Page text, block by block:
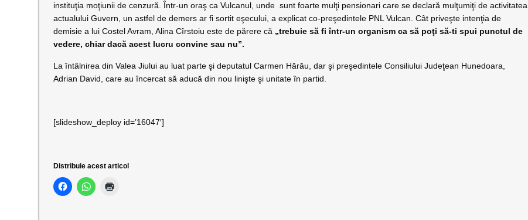
instituţia moţiunii de cenzură. Într-un oraş ca Vulcanul, unde sunt foarte mulţi pensionari care se declară mulţumiţi de activitatea
actualului Guvern, un astfel de demers ar fi sortit eşecului, a explicat co-preşedintele PNL Vulcan. Cât priveşte intenţia de
demisie a lui Costel Avram, Alina Cîrstoiu este de părere că „trebuie să fi într-un organism ca să poţi să-ti spui punctul de
vedere, chiar dacă acest lucru convine sau nu”.
La întâlnirea din Valea Jiului au luat parte şi deputatul Carmen Hărău, dar şi preşedintele Consiliului Judeţean Hunedoara,
Adrian David, care au încercat să aducă din nou linişte şi unitate în partid.
[slideshow_deploy id=’16047′]
Distribuie acest articol